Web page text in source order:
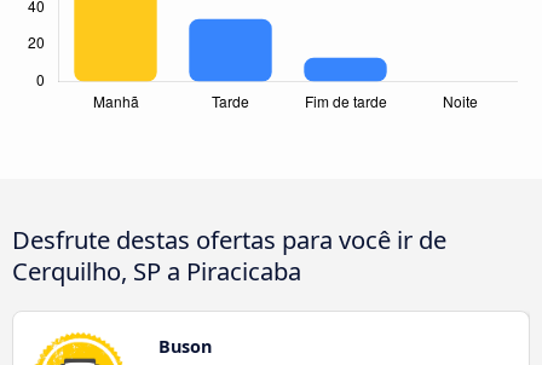
Desfrute destas ofertas para você ir de
Cerquilho, SP a Piracicaba
Buson